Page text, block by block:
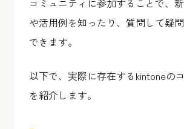
コミュニティに参加することで、
や活用例を知ったり、質問して疑
できます。
以下で、実際に存在するkintoneの
を紹介します。